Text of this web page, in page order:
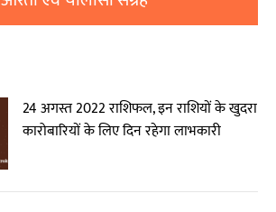
24 अगस्त 2022 राशिफल, इन राशियों के खुदरा
कारोबारियों के लिए दिन रहेगा लाभकारी